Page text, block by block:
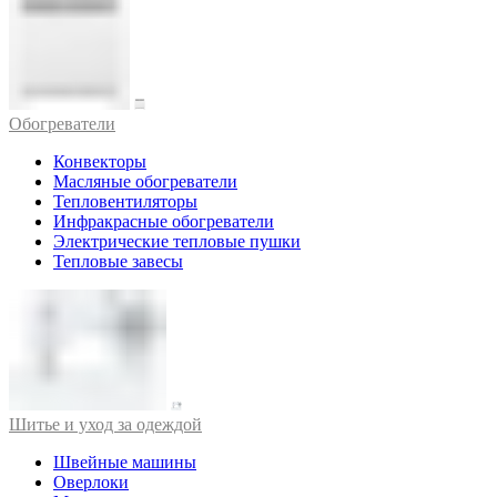
Обогреватели
Конвекторы
Масляные обогреватели
Тепловентиляторы
Инфракрасные обогреватели
Электрические тепловые пушки
Тепловые завесы
Шитье и уход за одеждой
Швейные машины
Оверлоки